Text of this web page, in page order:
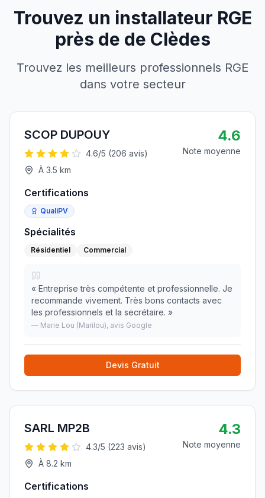
Trouvez un installateur RGE
près de de Clèdes
Trouvez les meilleurs professionnels RGE
dans votre secteur
SCOP DUPOUY
4.6/5 (206 avis)
À 3.5 km
4.6
Note moyenne
Certifications
QualiPV
Spécialités
Résidentiel Commercial
« Entreprise très compétente et professionnelle. Je
recommande vivement. Très bons contacts avec
les professionnels et la secrétaire. »
— Marie Lou (Marilou), avis Google
Devis Gratuit
SARL MP2B
4.3/5 (223 avis)
À 8.2 km
4.3
Note moyenne
Certifications